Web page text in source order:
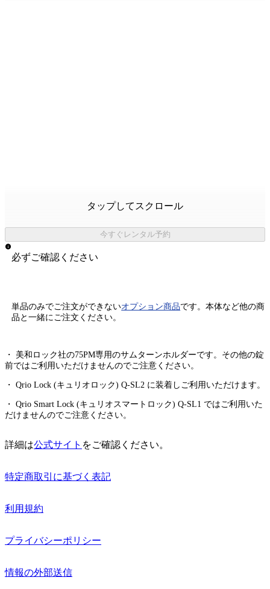
タップしてスクロール
今すぐレンタル予約
必ずご確認ください
単品のみでご注文ができないオプション商品です。本体など他の商
品と一緒にご注文ください。
・ 美和ロック社の75PM専用のサムターンホルダーです。その他の錠
前ではご利用いただけませんのでご注意ください。
・ Qrio Lock (キュリオロック) Q-SL2 に装着しご利用いただけます。
・ Qrio Smart Lock (キュリオスマートロック) Q-SL1 ではご利用いた
だけませんのでご注意ください。
詳細は公式サイト をご確認ください。
特定商取引に基づく表記
利用規約
プライバシーポリシー
情報の外部送信